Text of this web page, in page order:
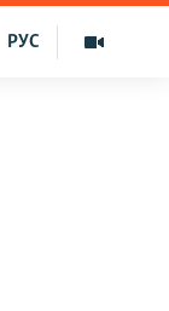
РУС